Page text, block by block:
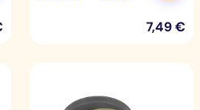
7,49€